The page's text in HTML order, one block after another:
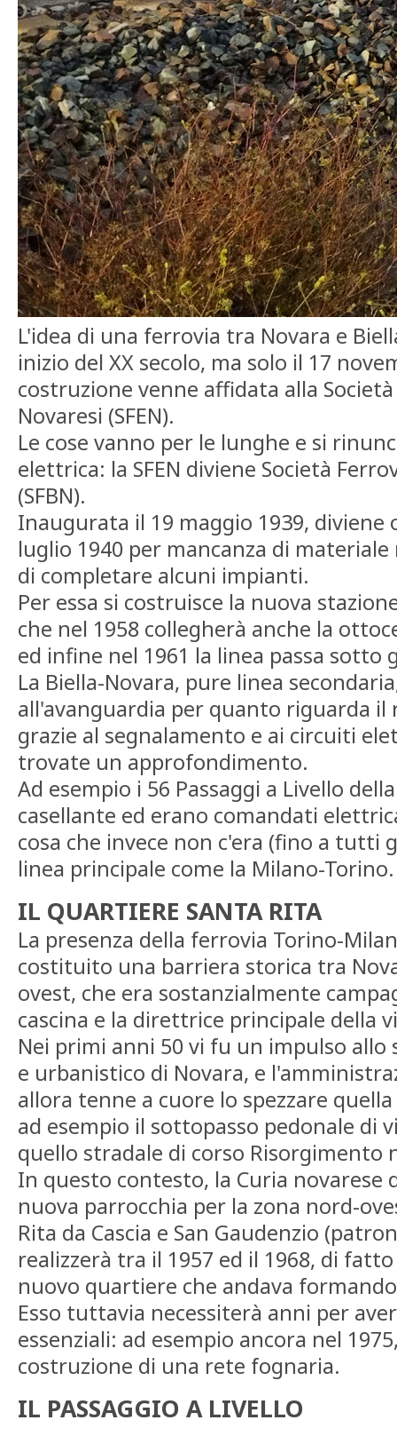
L'idea di una ferrovia tra Novara e
inizio del XX secolo, ma solo il 17
costruzione venne affidata alla
Novaresi (SFEN).
Le cose vanno per le lunghe e si
elettrica: la SFEN diviene Società
(SFBN).
Inaugurata il 19 maggio 1939, diviene
luglio 1940 per mancanza di
di completare alcuni impianti.
Per essa si costruisce la nuova
che nel 1958 collegherà anche la
ed infine nel 1961 la linea passa sotto
La Biella-Novara, pure linea
all'avanguardia per quanto riguarda il
grazie al segnalamento e ai circuiti
trovate un approfondimento.
Ad esempio i 56 Passaggi a Livello
casellante ed erano comandati
cosa che invece non c'era (fino a tutti
linea principale come la Milano-Torino.
IL QUARTIERE SANTA RITA
La presenza della ferrovia Torino-
costituito una barriera storica tra
ovest, che era sostanzialmente
cascina e la direttrice principale della
Nei primi anni 50 vi fu un impulso allo
e urbanistico di Novara, e
allora tenne a cuore lo spezzare
ad esempio il sottopasso pedonale di
quello stradale di corso Risorgimento
In questo contesto, la Curia novarese
nuova parrocchia per la zona nord-
Rita da Cascia e San Gaudenzio
realizzerà tra il 1957 ed il 1968, di
nuovo quartiere che andava
Esso tuttavia necessiterà anni per
essenziali: ad esempio ancora nel
costruzione di una rete fognaria.
IL PASSAGGIO A LIVELLO